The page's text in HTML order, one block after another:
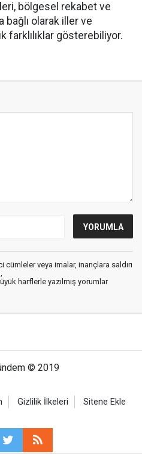
bölgesel rekabet ve
bağlı olarak iller ve
farklılıklar gösterebiliyor.
veya imalar, inançlara saldırı
harflerle yazılmış yorumlar
© 2019
Gizlilik İlkeleri Sitene Ekle